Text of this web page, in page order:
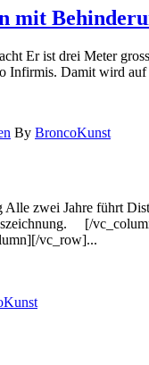
mit
Er ist drei Meter
Damit wird auf
By BroncoKunst
zwei Jahre führt
[/
vc_row]...